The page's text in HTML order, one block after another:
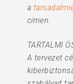
a
címen.
TARTALMI
A tervezet